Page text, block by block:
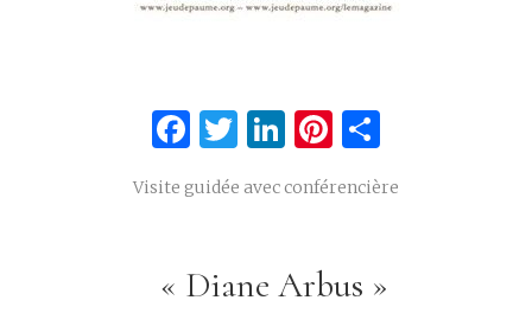
Facebook
Twitter
LinkedIn
Pinterest
Visite guidée avec conférencière
« Diane Arbus »